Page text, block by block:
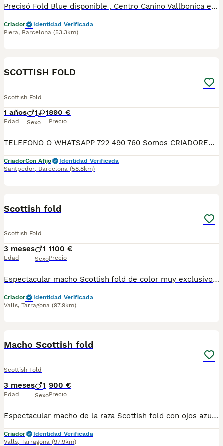
Precisó Fold Blue disponible , Centro Canino Vallbonica es mucho más que un centro de cría , es una familia comprometida con el bienestar animal y la cria responsable, por ello todos nuestros bebés nacen y se crían en nuestras instalaciones , asegurando así un correcto desarrollo y una magnífica socialización, consiguiendo en cada ejemplar un carácter juguetón y extrovertido algo primordial para su adaptación como un miembro más en tu familia . Se entregan con el carnet de vacunas con el plan correspondiente a su edad , desparasitados y microchip implantado y activado en registro de Anicom. Facilitamos junto al cachorro contrato de compra con garantías víricas de 15 días y congénitas de 1 año . Contamos con un gran equipo de profesionales entre los que se encuentran educadores, auxiliares y Veterinarios ofreciendo los controles sanitarios necesarios así como continua vigilancia asegurando su bienestar . Hacemos envíos a toda España con empresa de transporte privado, proporcionando un viaje confortable y ofreciendo las atenciones necesarias a nuestros bebés . Si estás interesado en alguno de nuestros ejemplares solicita información sin compromiso al 722269698 . También atendemos vía WhatsApp . PRECIO REAL ( incluye el IVA) . Núcleo zoológico B2501315
Criador
Identidad Verificada
Piera, Barcelona (53.3km)
SCOTTISH FOLD
Scottish Fold
1 años
Edad
1 1
Sexo
890 €
Precio
TELEFONO O WHATSAPP 722 490 760 Somos CRIADORES PROFESIONALES, CON NÚCLEO ZOOLÓGICO PROPIO. Seleccionamos para tener los mejores ejemplares tanto a nivel morfología como a nivel de salud y comportamiento. Nuestros cachorros crecen en un ambiente familiar, con unas condiciones higiénico-sanitarias excepcionales y totalmente socializados, tanto con otros animales como con las personas, para garantizar su bienestar animal. No dudes en consultar sobre disponibilidad de entrega, reserva y sus características, Nuestros cachorros se entregan: DESPARASITADOS INTERNA Y EXTERNAMENTE CON SUS VACUNAS AL DÍA CORRESPONDIENTES POR EDAD CARTILLA DE VACUNACIÓN Y GARANTIA COMPLETA DE SALUD ( VÍRICAS, GENÉTICAS Y HEREDITARIAS) POR ESCRITO! PARA MAS INFORMACIÓN, FOTOS/VIDEOS O CONSULTAS LLAMANOS O ESCRIBENOS POR WHATSAPP AL 722 490 760 POSIBILIDAD DE ENTREGA PERSONALIZADA A DOMICILIO EN TODO EL TERRITORIO NACIONAL.
CriadorCon Afijo
Identidad Verificada
Santpedor, Barcelona (58.8km)
Scottish fold
Scottish Fold
3 meses
Edad
1
Sexo
1100 €
Precio
Espectacular macho Scottish fold de color muy exclusivo Golden.Listo para reservar.Se entregará con toda la documentación en regla y su vacunación.Super cariñoso,todo un capricho para la futura familia
Criador
Identidad Verificada
Valls, Tarragona (97.9km)
Macho Scottish fold
Scottish Fold
3 meses
Edad
1
Sexo
900 €
Precio
Espectacular macho de la raza Scottish fold con ojos azules,listo para irse con su nueva familia.Desparasitado vacunado y súper cariñoso
Criador
Identidad Verificada
Valls, Tarragona (97.9km)